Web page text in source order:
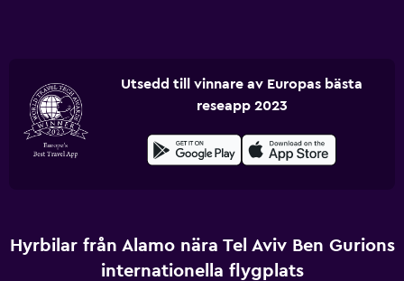
Utsedd till vinnare av Europas bästa
reseapp 2023
Hyrbilar från Alamo nära Tel Aviv Ben Gurions
internationella flygplats